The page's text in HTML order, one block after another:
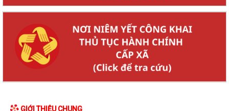
GIỚI THIỆU CHUNG